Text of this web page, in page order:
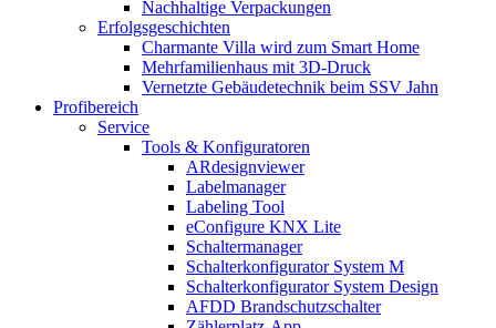
Nachhaltige Verpackungen
Erfolgsgeschichten
Charmante Villa wird zum Smart Home
Mehrfamilienhaus mit 3D-Druck
Vernetzte Gebäudetechnik beim SSV Jahn
Profibereich
Service
Tools & Konfiguratoren
ARdesignviewer
Labelmanager
Labeling Tool
eConfigure KNX Lite
Schaltermanager
Schalterkonfigurator System M
Schalterkonfigurator System Design
AFDD Brandschutzschalter